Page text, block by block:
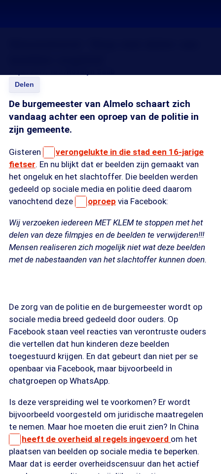
Delen
De burgemeester van Almelo schaart zich
vandaag achter een oproep van de politie in
zijn gemeente.
Gisteren
verongelukte in die stad een 16-jarige
fietser. En nu blijkt dat er beelden zijn gemaakt van
het ongeluk en het slachtoffer. Die beelden werden
gedeeld op sociale media en politie deed daarom
vanochtend deze
oproep via Facebook:
Wij verzoeken iedereen MET KLEM te stoppen met het
delen van deze filmpjes en de beelden te verwijderen!!!
Mensen realiseren zich mogelijk niet wat deze beelden
met de nabestaanden van het slachtoffer kunnen doen.
De zorg van de politie en de burgemeester wordt op
sociale media breed gedeeld door ouders. Op
Facebook staan veel reacties van verontruste ouders
die vertellen dat hun kinderen deze beelden
toegestuurd krijgen. En dat gebeurt dan niet per se
openbaar via Facebook, maar bijvoorbeeld in
chatgroepen op WhatsApp.
Is deze verspreiding wel te voorkomen? Er wordt
bijvoorbeeld voorgesteld om juridische maatregelen
te nemen. Maar hoe moeten die eruit zien? In China
heeft de overheid al regels ingevoerd om het
plaatsen van beelden op sociale media te beperken.
Maar dat is eerder overheidscensuur dan het actief